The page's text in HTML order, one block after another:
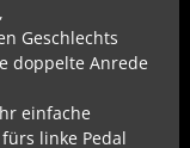
Geschlechts
doppelte Anrede
einfache
linke Pedal